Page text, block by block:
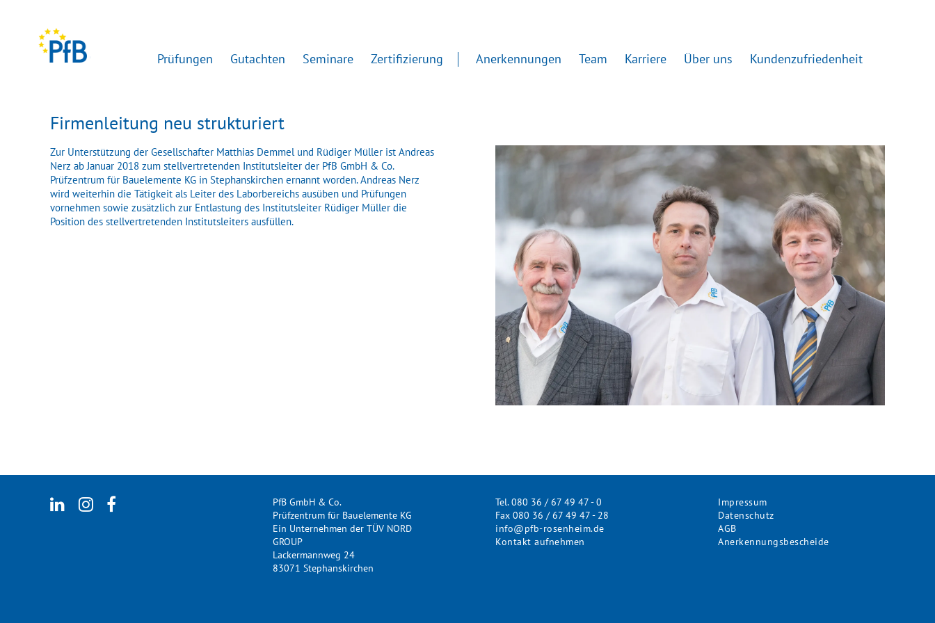
Prüfungen Gutachten Seminare Zertifizierung Anerkennungen Team Karriere Über uns Kundenzufriedenheit
Firmenleitung neu strukturiert
Zur Unterstützung der Gesellschafter Matthias Demmel und Rüdiger Müller ist Andreas
Nerz ab Januar 2018 zum stellvertretenden Institutsleiter der PfB GmbH & Co.
Prüfzentrum für Bauelemente KG in Stephanskirchen ernannt worden. Andreas Nerz
wird weiterhin die Tätigkeit als Leiter des Laborbereichs ausüben und Prüfungen
vornehmen sowie zusätzlich zur Entlastung des Institutsleiter Rüdiger Müller die
Position des stellvertretenden Institutsleiters ausfüllen.
PfB GmbH & Co.
Prüfzentrum für Bauelemente KG
Ein Unternehmen der TÜV NORD
GROUP
Lackermannweg 24
83071 Stephanskirchen
Tel. 080 36 / 67 49 47 - 0
Fax 080 36 / 67 49 47 - 28
info@pfb-rosenheim.de
Kontakt aufnehmen
Impressum
Datenschutz
AGB
Anerkennungsbescheide